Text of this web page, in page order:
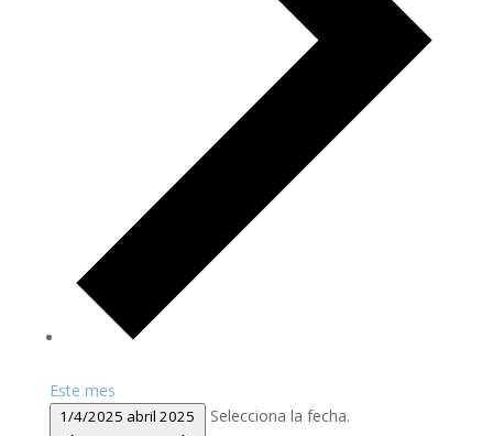
Este mes
1/4/2025 abril 2025 Selecciona la fecha.